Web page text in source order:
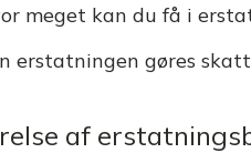
meget kan du få i
erstatningen gøres
af